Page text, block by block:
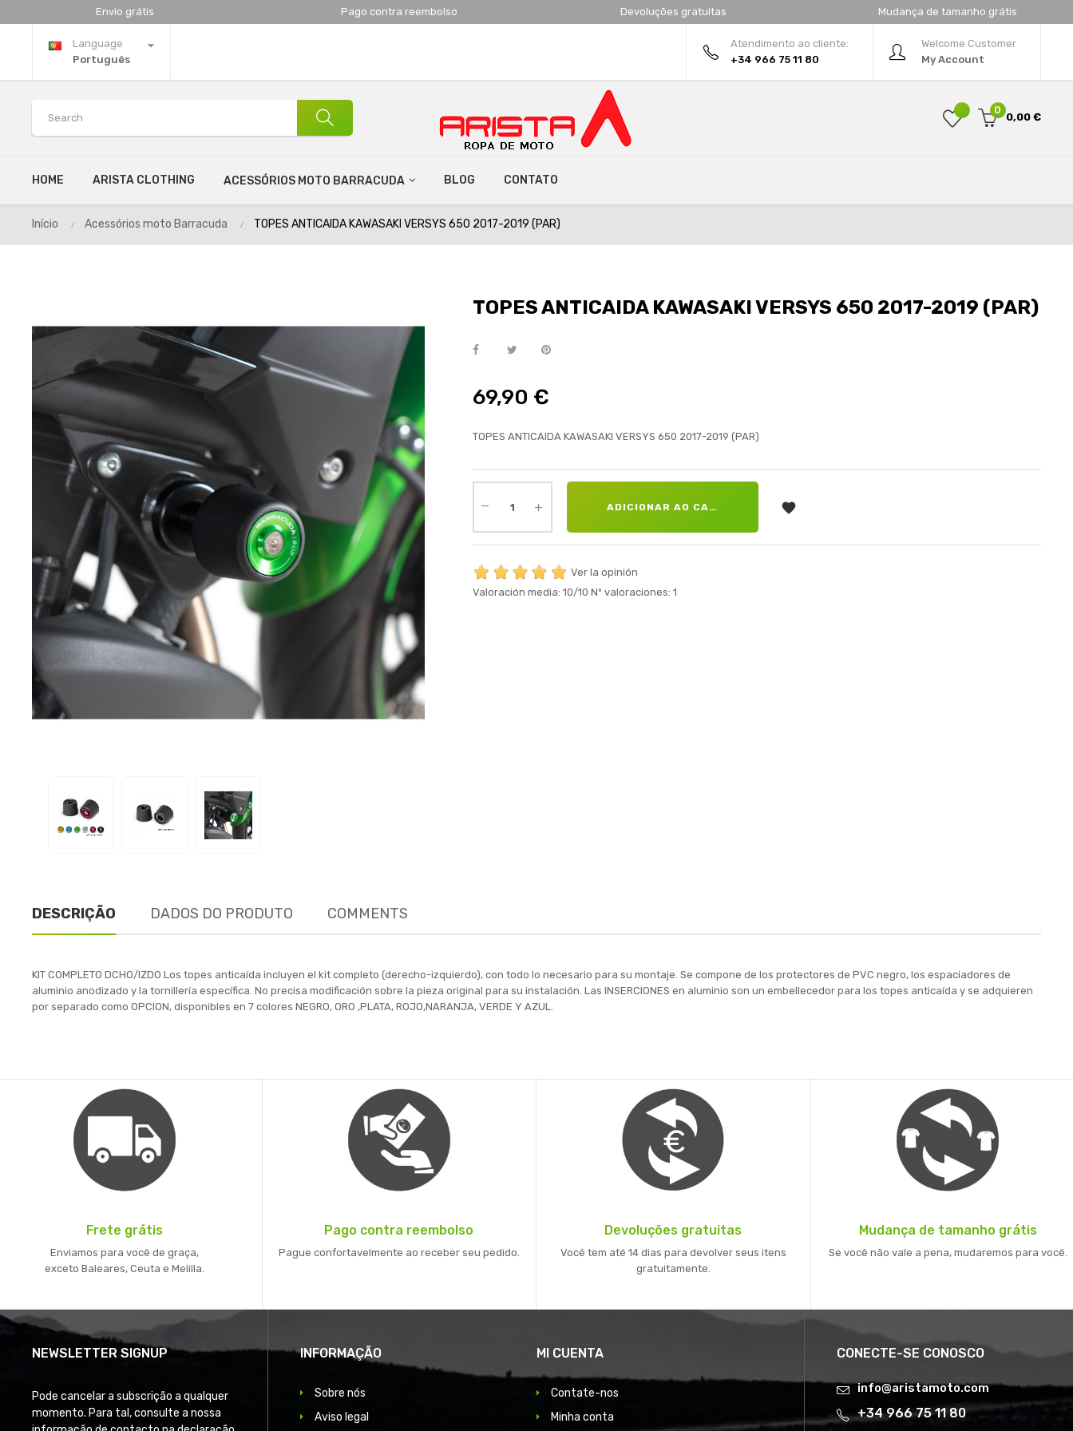
Envio grátis Pago contra reembolso Devoluções gratuitas Mudança de tamanho grátis
Language
Português
Welcome Customer
My Account
Atendimento ao cliente:
+34 966 75 11 80
0
0,00 €
HOME ARISTA CLOTHING ACESSÓRIOS MOTO BARRACUDA BLOG CONTATO
Início Acessórios moto Barracuda TOPES ANTICAIDA KAWASAKI VERSYS 650 2017-2019 (PAR)
TOPES ANTICAIDA KAWASAKI VERSYS 650 2017-2019 (PAR)
69,90 €
TOPES ANTICAIDA KAWASAKI VERSYS 650 2017-2019 (PAR)
ADICIONAR AO CARRINHO 
Ver la opinión
Valoración media: 10/10 Nº valoraciones: 1
DESCRIÇÃO DADOS DO PRODUTO COMMENTS
KIT COMPLETO DCHO/IZDO Los topes anticaída incluyen el kit completo (derecho-izquierdo), con todo lo necesario para su montaje. Se compone de los protectores de PVC negro, los espaciadores de
aluminio anodizado y la tornillería específica. No precisa modificación sobre la pieza original para su instalación. Las INSERCIONES en aluminio son un embellecedor para los topes anticaída y se adquieren
por separado como OPCION, disponibles en 7 colores NEGRO, ORO ,PLATA, ROJO,NARANJA, VERDE Y AZUL.
Frete grátis
Enviamos para você de graça,
exceto Baleares, Ceuta e Melilla.
Pago contra reembolso
Pague confortavelmente ao receber seu pedido.
Devoluções gratuitas
Você tem até 14 dias para devolver seus itens
gratuitamente.
Mudança de tamanho grátis
Se você não vale a pena, mudaremos para você.
NEWSLETTER SIGNUP
Pode cancelar a subscrição a qualquer
momento. Para tal, consulte a nossa
CONECTE-SE CONOSCO
info@aristamoto.com
+34 966 75 11 80
INFORMAÇÃO
Sobre nós
Aviso legal
MI CUENTA
Contate-nos
Minha conta